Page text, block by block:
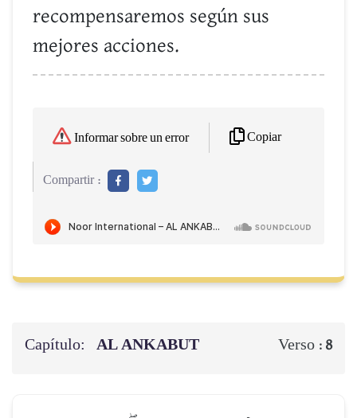
recompensaremos según sus
mejores acciones.
Informar sobre un error Copiar
Compartir :
Capítulo: AL ANKABUT Verso : 8